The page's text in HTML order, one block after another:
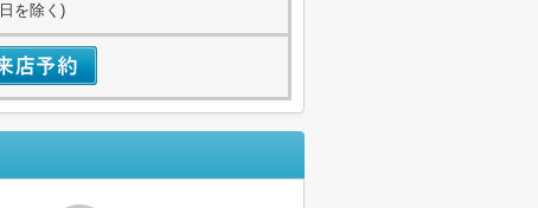
を除く)